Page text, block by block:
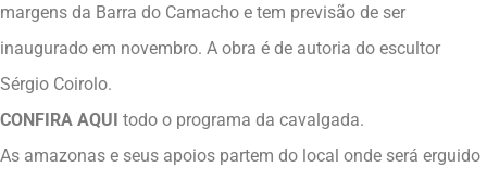
margens da Barra do Camacho e tem previsão de ser
inaugurado em novembro. A obra é de autoria do escultor
Sérgio Coirolo.
CONFIRA AQUI todo o programa da cavalgada.
As amazonas e seus apoios partem do local onde será erguido